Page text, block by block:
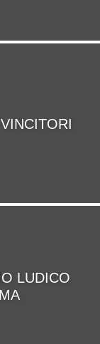
LUDICO